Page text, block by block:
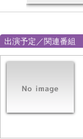
出演予定／関連番組